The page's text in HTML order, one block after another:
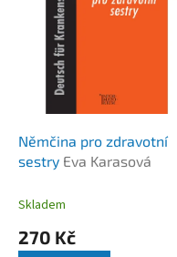
Němčina pro zdravotní
sestry Eva Karasová
Skladem
270 Kč